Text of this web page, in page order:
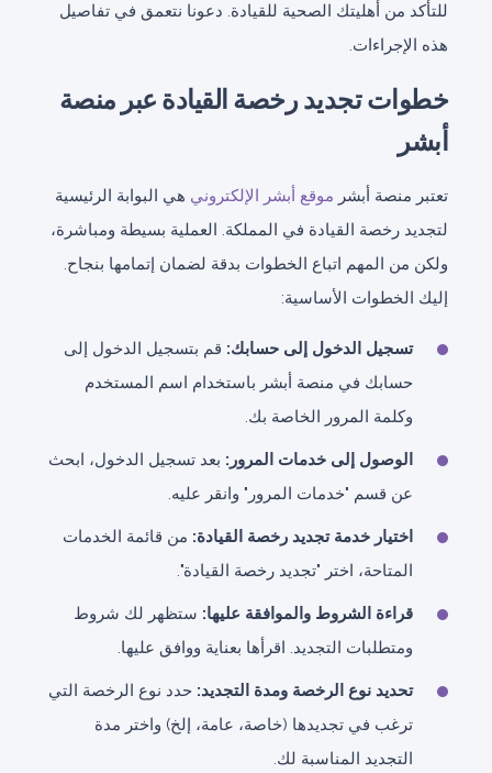
للتأكد من أهليتك الصحية للقيادة. دعونا نتعمق في تفاصيل
هذه الإجراءات.
خطوات تجديد رخصة القيادة عبر منصة
أبشر
تعتبر منصة أبشر موقع أبشر الإلكتروني هي البوابة الرئيسية
لتجديد رخصة القيادة في المملكة. العملية بسيطة ومباشرة،
ولكن من المهم اتباع الخطوات بدقة لضمان إتمامها بنجاح.
إليك الخطوات الأساسية:
تسجيل الدخول إلى حسابك: قم بتسجيل الدخول إلى
حسابك في منصة أبشر باستخدام اسم المستخدم
وكلمة المرور الخاصة بك.
الوصول إلى خدمات المرور: بعد تسجيل الدخول، ابحث
عن قسم "خدمات المرور" وانقر عليه.
اختيار خدمة تجديد رخصة القيادة: من قائمة الخدمات
المتاحة، اختر "تجديد رخصة القيادة".
قراءة الشروط والموافقة عليها: ستظهر لك شروط
ومتطلبات التجديد. اقرأها بعناية ووافق عليها.
تحديد نوع الرخصة ومدة التجديد: حدد نوع الرخصة التي
ترغب في تجديدها (خاصة، عامة، إلخ) واختر مدة
التجديد المناسبة لك.